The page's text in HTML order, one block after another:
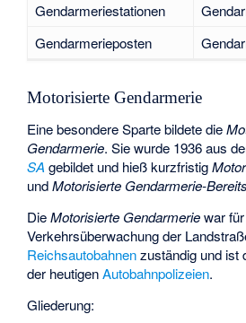
Gendarmeriestationen
Gendarmerieposten
Motorisierte Gendarmerie
Eine besondere Sparte bildete die
Gendarmerie. Sie wurde 1936 aus
SA gebildet und hieß kurzfristig
undMotorisierte Gendarmerie-
DieMotorisierte Gendarmeriewar
Verkehrsüberwachung der
Reichsautobahnenzuständig und ist
der heutigenAutobahnpolizeien.
Gliederung: